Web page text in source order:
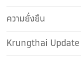
ความยั่งยืน
Krungthai Update